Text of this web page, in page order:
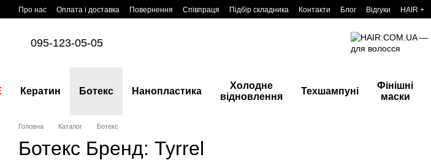
Перейти до основного контенту
Про нас Оплата і доставка Повернення Співпраця Підбір складника Контакти Блог Відгуки HAIR +
095-123-05-05
Кератин Ботекс Нанопластика
Холодне
відновлення
Техшампуні
Фінішні
маски
Головна Каталог Ботекс
Ботекс Бренд: Tyrrel